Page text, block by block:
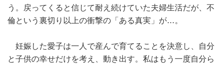
う。戻ってくると信じて耐え続けていた夫婦生活だが、不
倫という裏切り以上の衝撃の「ある真実」が…。
妊娠した愛子は一人で産んで育てることを決意し、自分
と子供の幸せだけを考え、動き出す。私はもう一度自分ら